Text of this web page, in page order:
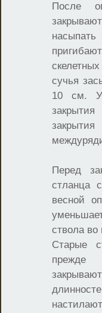
После
сучья
10 см. У
Перед
стланца
весной
ствола во
Старые
прежде